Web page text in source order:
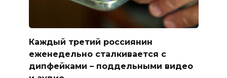
Каждый третий россиянин
еженедельно сталкивается с
дипфейками – поддельными видео